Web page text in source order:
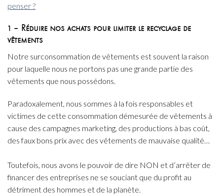
penser ?
1 – Réduire nos achats pour limiter le recyclage de
vêtements
Notre surconsommation de vêtements est souvent la raison
pour laquelle nous ne portons pas une grande partie des
vêtements que nous possédons.
Paradoxalement, nous sommes à la fois responsables et
victimes de cette consommation démesurée de vêtements à
cause des campagnes marketing, des productions à bas coût,
des faux bons prix avec des vêtements de mauvaise qualité…
Toutefois, nous avons le pouvoir de dire NON et d’arrêter de
financer des entreprises ne se souciant que du profit au
détriment des hommes et de la planète.